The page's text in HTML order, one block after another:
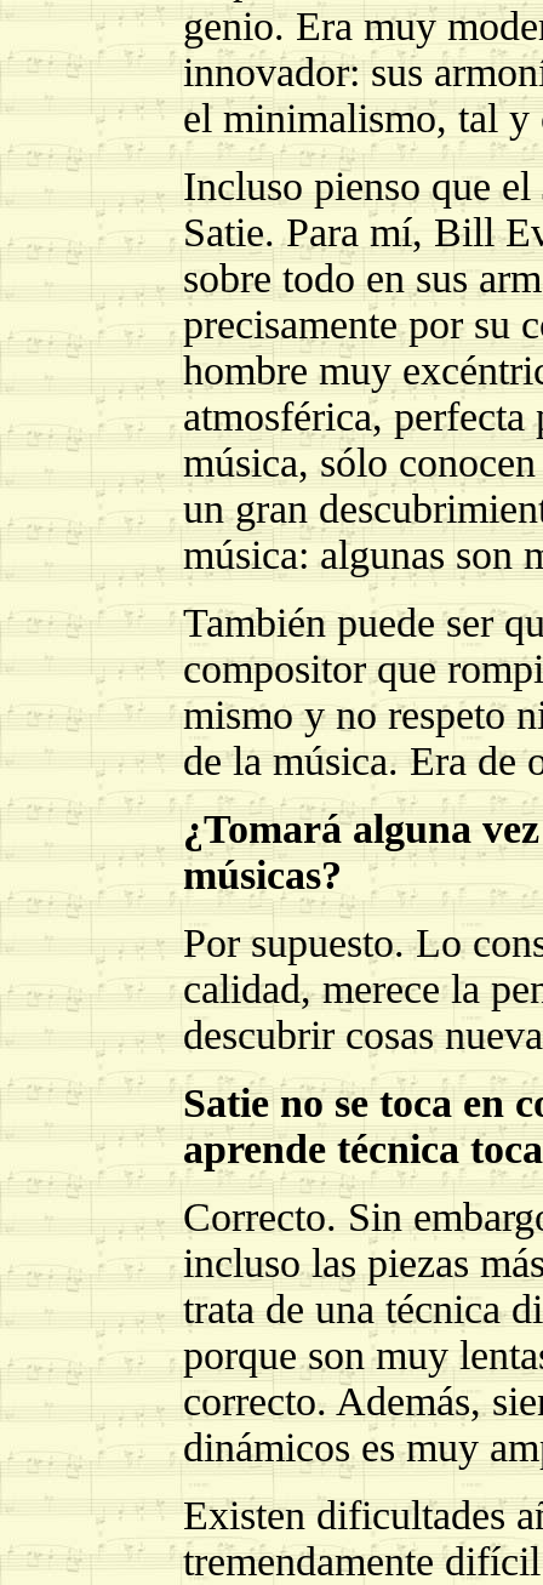
genio. Era muy
innovador: sus
el minimalismo, tal y
Incluso pienso que
Satie. Para mí, Bill
sobre todo en sus
precisamente por su
hombre muy
atmosférica, perfecta
música, sólo
un gran
música: algunas son
También puede ser
compositor que
mismo y no respeto
de la música. Era de
¿Tomará alguna
músicas?
Por supuesto. Lo
calidad, merece la
descubrir cosas
Satie no se toca en
aprende técnica
Correcto. Sin
incluso las piezas
trata de una técnica
porque son muy
correcto. Además,
dinámicos es muy
Existen dificultades
tremendamente